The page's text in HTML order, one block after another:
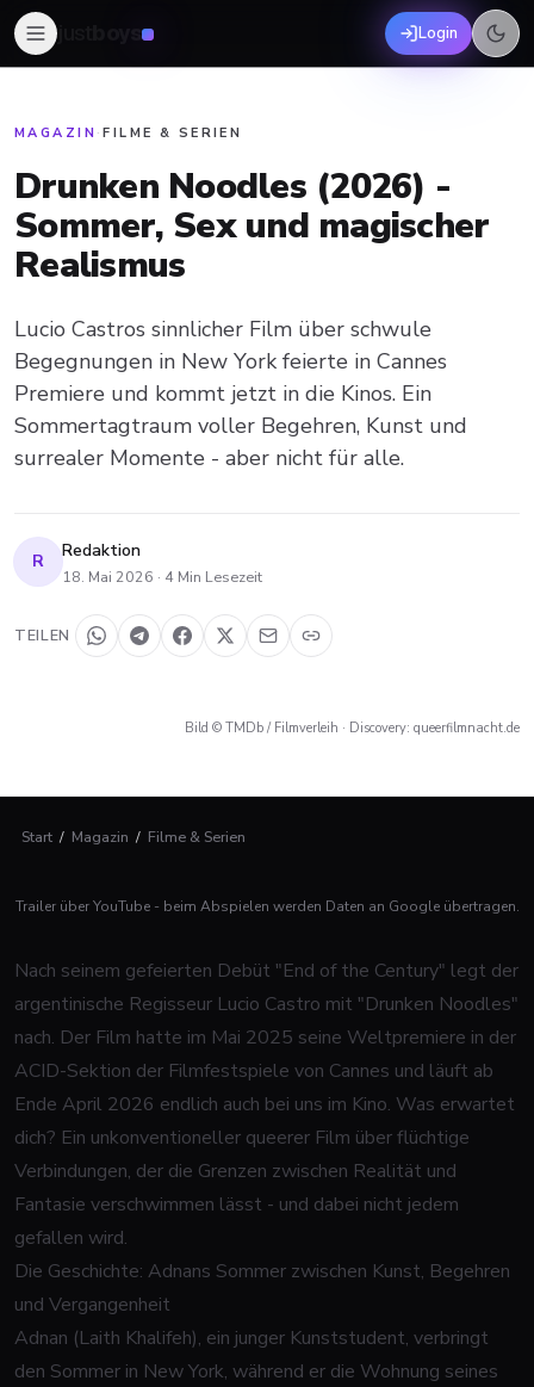
boys Login
MAGAZIN ·FILME & SERIEN
Drunken Noodles (2026) -
Sommer, Sex und magischer
Realismus
Lucio Castros sinnlicher Film über schwule
Begegnungen in New York feierte in Cannes
Premiere und kommt jetzt in die Kinos. Ein
Sommertagtraum voller Begehren, Kunst und
surrealer Momente - aber nicht für alle.
R Redaktion
18. Mai 2026 · 4 Min Lesezeit
TEILEN
Bild © TMDb / Filmverleih · Discovery: queerfilmnacht.de
Start / Magazin / Filme & Serien
Trailer über YouTube - beim Abspielen werden Daten an Google übertragen.
Nach seinem gefeierten Debüt "End of the Century" legt der
argentinische Regisseur Lucio Castro mit "Drunken Noodles"
nach. Der Film hatte im Mai 2025 seine Weltpremiere in der
ACID-Sektion der Filmfestspiele von Cannes und läuft ab
Ende April 2026 endlich auch bei uns im Kino. Was erwartet
dich? Ein unkonventioneller queerer Film über flüchtige
Verbindungen, der die Grenzen zwischen Realität und
Fantasie verschwimmen lässt - und dabei nicht jedem
gefallen wird.
Die Geschichte: Adnans Sommer zwischen Kunst, Begehren
und Vergangenheit
Adnan (Laith Khalifeh), ein junger Kunststudent, verbringt
den Sommer in New York, während er die Wohnung seines